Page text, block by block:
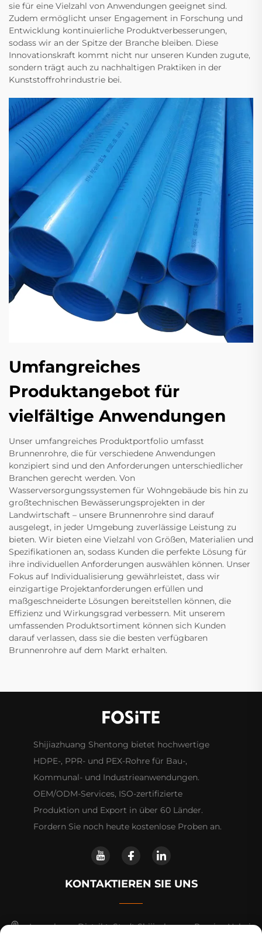
sie für eine Vielzahl von Anwendungen geeignet sind.
Zudem ermöglicht unser Engagement in Forschung und
Entwicklung kontinuierliche Produktverbesserungen,
sodass wir an der Spitze der Branche bleiben. Diese
Innovationskraft kommt nicht nur unseren Kunden zugute,
sondern trägt auch zu nachhaltigen Praktiken in der
Kunststoffrohrindustrie bei.
Umfangreiches
Produktangebot für
vielfältige Anwendungen
Unser umfangreiches Produktportfolio umfasst
Brunnenrohre, die für verschiedene Anwendungen
konzipiert sind und den Anforderungen unterschiedlicher
Branchen gerecht werden. Von
Wasserversorgungssystemen für Wohngebäude bis hin zu
großtechnischen Bewässerungsprojekten in der
Landwirtschaft – unsere Brunnenrohre sind darauf
ausgelegt, in jeder Umgebung zuverlässige Leistung zu
bieten. Wir bieten eine Vielzahl von Größen, Materialien und
Spezifikationen an, sodass Kunden die perfekte Lösung für
ihre individuellen Anforderungen auswählen können. Unser
Fokus auf Individualisierung gewährleistet, dass wir
einzigartige Projektanforderungen erfüllen und
maßgeschneiderte Lösungen bereitstellen können, die
Effizienz und Wirkungsgrad verbessern. Mit unserem
umfassenden Produktsortiment können sich Kunden
darauf verlassen, dass sie die besten verfügbaren
Brunnenrohre auf dem Markt erhalten.
Shijiazhuang Shentong bietet hochwertige
HDPE-, PPR- und PEX-Rohre für Bau-,
Kommunal- und Industrieanwendungen.
OEM/ODM-Services, ISO-zertifizierte
Produktion und Export in über 60 Länder.
Fordern Sie noch heute kostenlose Proben an.
KONTAKTIEREN SIE UNS
Luancheng-Distrikt, Stadt Shijiazhuang, Provinz Hebei.